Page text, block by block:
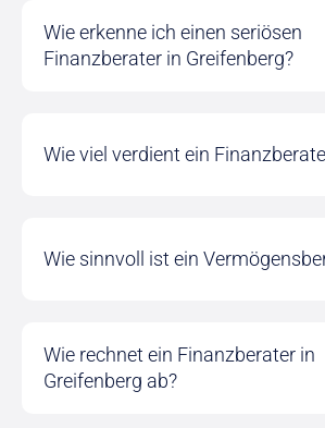
Wie erkenne ich einen seriösen
Finanzberater in Greifenberg?
Wie viel verdient ein
Wie sinnvoll ist ein
Wie rechnet ein Finanzberater in
Greifenberg ab?